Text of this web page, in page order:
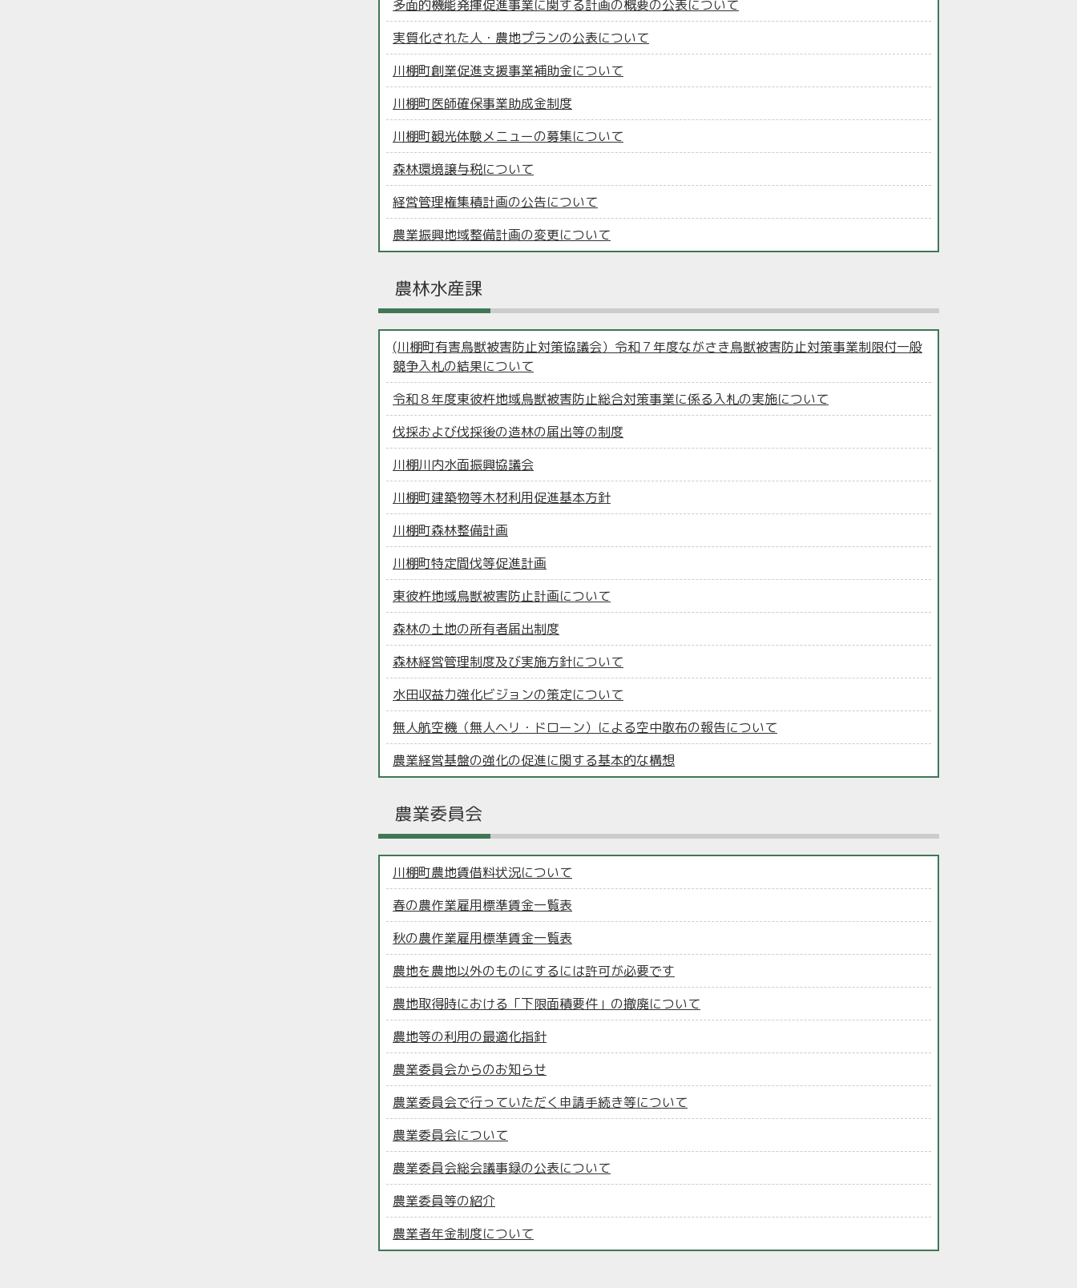
多面的機能発揮促進事業に関する計画の概要の公表について
実質化された人・農地プランの公表について
川棚町創業促進支援事業補助金について
川棚町医師確保事業助成金制度
川棚町観光体験メニューの募集について
森林環境譲与税について
経営管理権集積計画の公告について
農業振興地域整備計画の変更について
農林水産課
(川棚町有害鳥獣被害防止対策協議会）令和７年度ながさき鳥獣被害防止対策事業制限付一般
競争入札の結果について
令和８年度東彼杵地域鳥獣被害防止総合対策事業に係る入札の実施について
伐採および伐採後の造林の届出等の制度
川棚川内水面振興協議会
川棚町建築物等木材利用促進基本方針
川棚町森林整備計画
川棚町特定間伐等促進計画
東彼杵地域鳥獣被害防止計画について
森林の土地の所有者届出制度
森林経営管理制度及び実施方針について
水田収益力強化ビジョンの策定について
無人航空機（無人ヘリ・ドローン）による空中散布の報告について
農業経営基盤の強化の促進に関する基本的な構想
農業委員会
川棚町農地賃借料状況について
春の農作業雇用標準賃金一覧表
秋の農作業雇用標準賃金一覧表
農地を農地以外のものにするには許可が必要です
農地取得時における「下限面積要件」の撤廃について
農地等の利用の最適化指針
農業委員会からのお知らせ
農業委員会で行っていただく申請手続き等について
農業委員会について
農業委員会総会議事録の公表について
農業委員等の紹介
農業者年金制度について